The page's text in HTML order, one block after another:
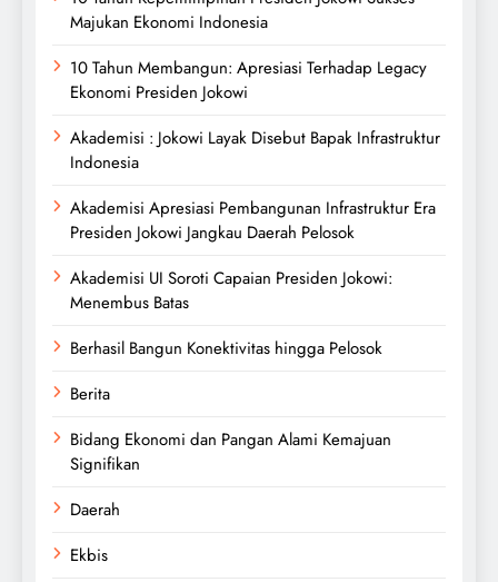
Majukan Ekonomi Indonesia
10 Tahun Membangun: Apresiasi Terhadap Legacy
Ekonomi Presiden Jokowi
Akademisi : Jokowi Layak Disebut Bapak Infrastruktur
Indonesia
Akademisi Apresiasi Pembangunan Infrastruktur Era
Presiden Jokowi Jangkau Daerah Pelosok
Akademisi UI Soroti Capaian Presiden Jokowi:
Menembus Batas
Berhasil Bangun Konektivitas hingga Pelosok
Berita
Bidang Ekonomi dan Pangan Alami Kemajuan
Signifikan
Daerah
Ekbis